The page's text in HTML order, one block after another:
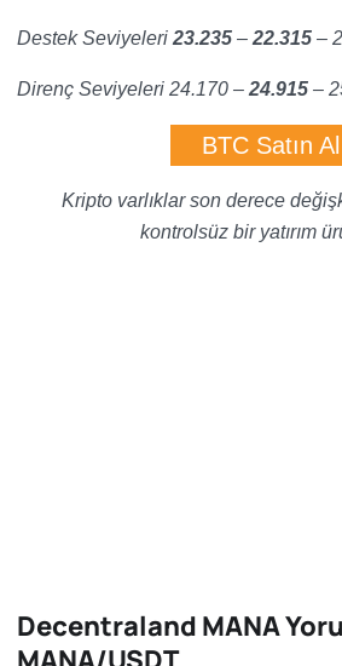
Destek Seviyeleri 23.235 – 22.315 –
Direnç Seviyeleri 24.170 – 24.915 –
BTC Satın Al
Kripto varlıklar son derece
kontrolsüz bir yatırım
Decentraland MANA